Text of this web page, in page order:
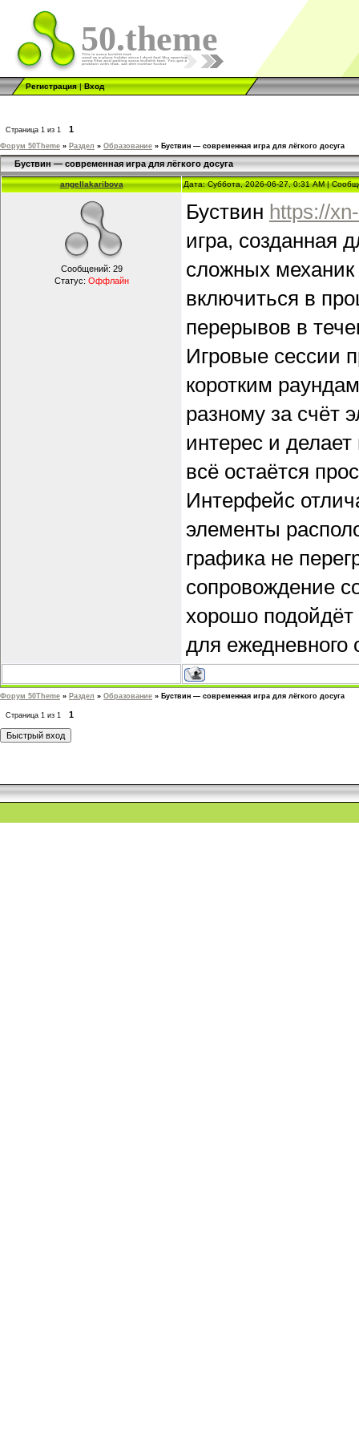
50.theme
Регистрация|Вход
Страница 1 из 1 1
Форум 50Theme » Раздел » Образование » Буствин — современная игра для лёгкого досуга
Буствин — современная игра для лёгкого досуга
angellakaribova Дата: Суббота, 2026-06-27, 0:31 AM |
Сообщений: 29
Статус: Оффлайн
Буствин https://
игра, созданная
сложных механик
включиться в
перерывов в
Игровые сессии
коротким
разному за счёт
интерес и
всё остаётся
Интерфейс
элементы
графика не
сопровождение
хорошо подойдёт
для ежедневного
Форум 50Theme » Раздел » Образование » Буствин — современная игра для лёгкого досуга
Страница 1 из 1 1